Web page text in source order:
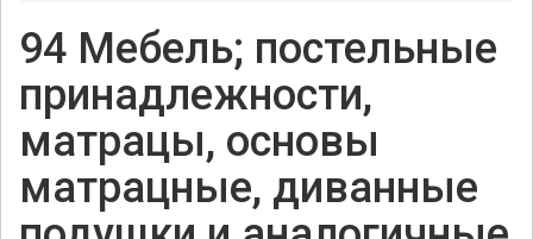
94 Мебель; постельные
принадлежности,
матрацы, основы
матрацные, диванные